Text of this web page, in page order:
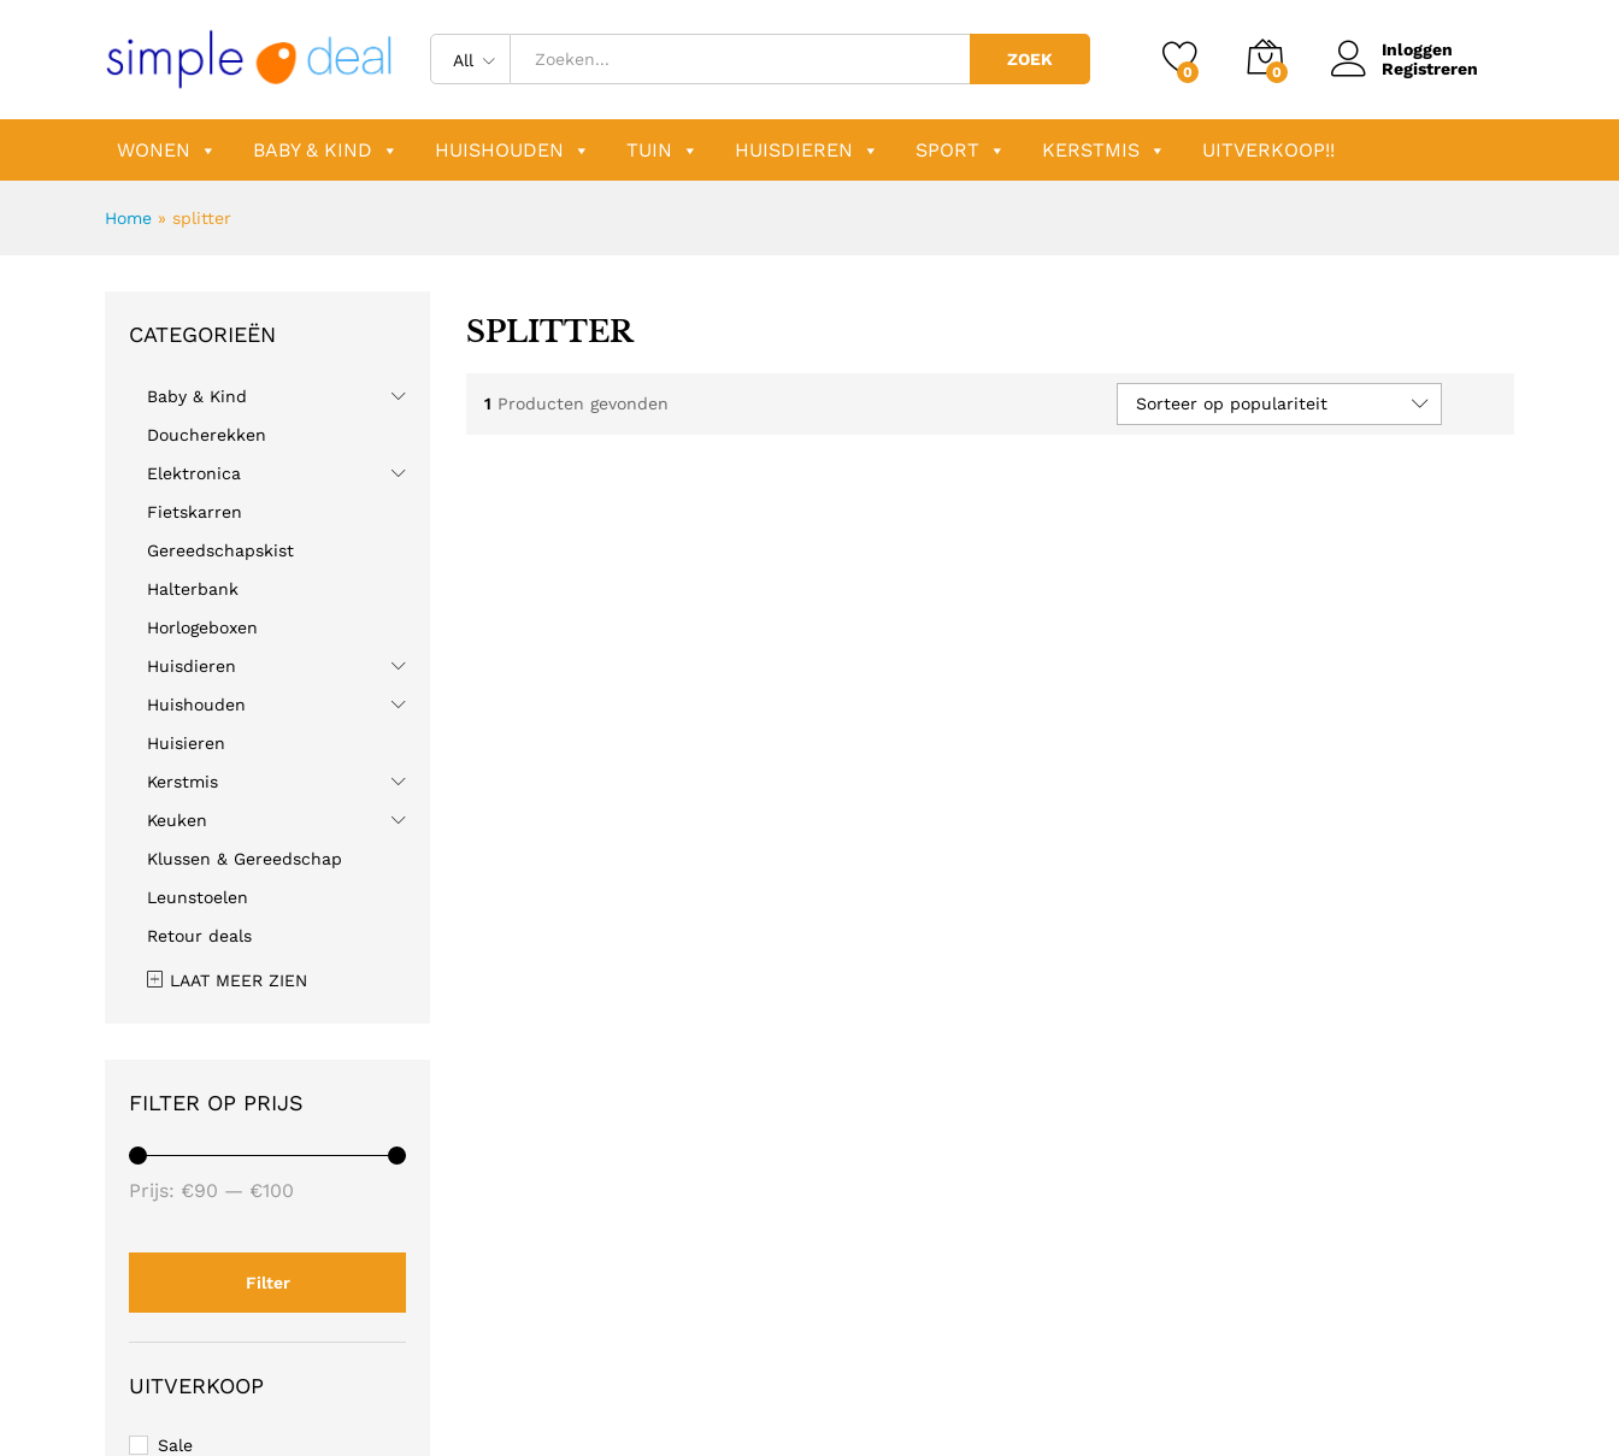
All ZOEK
0 0
Inloggen
Registreren
WONEN BABY & KIND HUISHOUDEN TUIN HUISDIEREN SPORT KERSTMIS UITVERKOOP!!
Home » splitter
SPLITTER
1 Producten gevonden Sorteer op populariteit
CATEGORIEËN
Baby & Kind
Doucherekken
Elektronica
Fietskarren
Gereedschapskist
Halterbank
Horlogeboxen
Huisdieren
Huishouden
Huisieren
Kerstmis
Keuken
Klussen & Gereedschap
Leunstoelen
Retour deals
LAAT MEER ZIEN
FILTER OP PRIJS
Filter
Prijs: €90 — €100
UITVERKOOP
Sale